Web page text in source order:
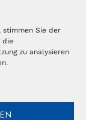
stimmen Sie der
die
zu analysieren
+41 31 300 30 85 //